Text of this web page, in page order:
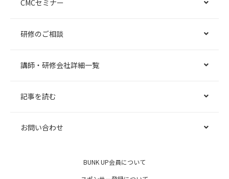
CMCセミナー
研修のご相談
講師・研修会社詳細一覧
記事を読む
お問い合わせ
BUNK UP会員について